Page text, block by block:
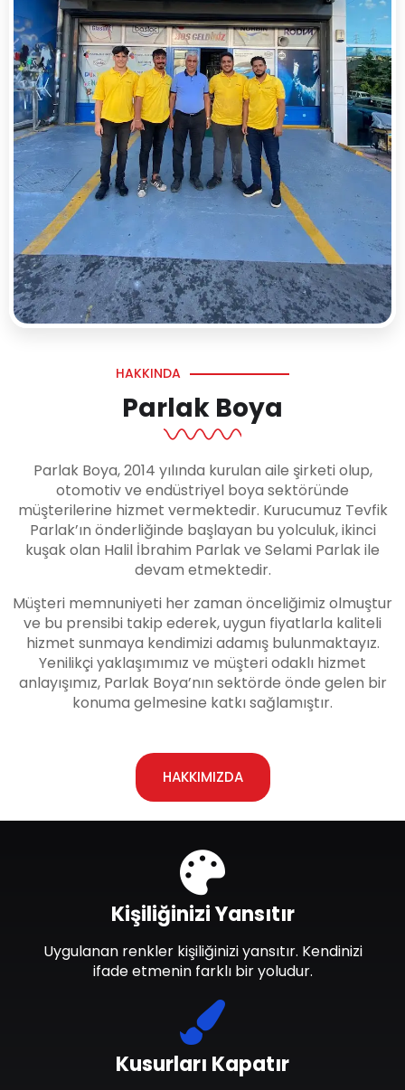
HAKKINDA
Parlak Boya
Parlak Boya, 2014 yılında kurulan aile şirketi olup,
otomotiv ve endüstriyel boya sektöründe
müşterilerine hizmet vermektedir. Kurucumuz Tevfik
Parlak’ın önderliğinde başlayan bu yolculuk, ikinci
kuşak olan Halil İbrahim Parlak ve Selami Parlak ile
devam etmektedir.
Müşteri memnuniyeti her zaman önceliğimiz olmuştur
ve bu prensibi takip ederek, uygun fiyatlarla kaliteli
hizmet sunmaya kendimizi adamış bulunmaktayız.
Yenilikçi yaklaşımımız ve müşteri odaklı hizmet
anlayışımız, Parlak Boya’nın sektörde önde gelen bir
konuma gelmesine katkı sağlamıştır.
HAKKIMIZDA
Kusurları Kapatır
Kişiliğinizi Yansıtır
Uygulanan renkler kişiliğinizi yansıtır. Kendinizi
ifade etmenin farklı bir yoludur.